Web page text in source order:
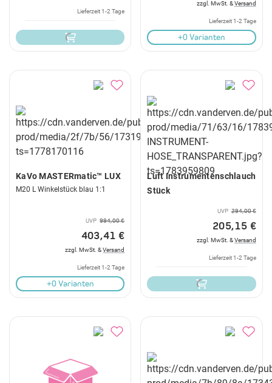
Lieferzeit 1-2 Tage
zzgl. MwSt. &Versand
Lieferzeit 1-2 Tage
+0 Varianten
KaVo MASTERmatic™ LUX
M20 L Winkelstück blau 1:1
UVP 994,00 €
403,41 €
zzgl. MwSt. &Versand
Lieferzeit 1-2 Tage
+0 Varianten
Luft Instrumentenschlauch
Stück
UVP 294,00 €
205,15 €
zzgl. MwSt. &Versand
Lieferzeit 1-2 Tage